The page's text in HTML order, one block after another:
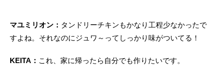
マユミリオン： タンドリーチキンもかなり工程少なかったで
すよね。それなのにジュワ～ってしっかり味がついてる！
KEITA： これ、家に帰ったら自分でも作りたいです。